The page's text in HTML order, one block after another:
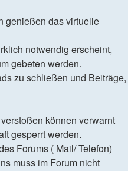
genießen das virtuelle
notwendig erscheint,
gebeten werden.
zu schließen und Beiträge,
können verwarnt
gesperrt werden.
Forums ( Mail/ Telefon)
muss im Forum nicht